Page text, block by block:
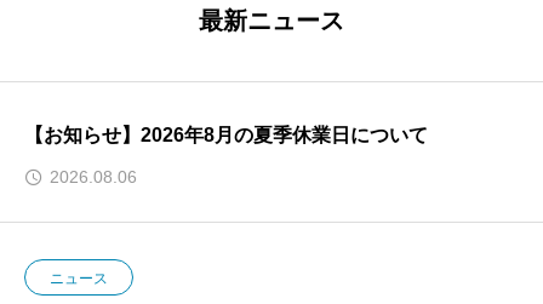
最新ニュース
【お知らせ】2026年8月の夏季休業日について
2026.08.06
ニュース